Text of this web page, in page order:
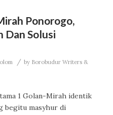
Ponorogo,
Dan Solusi
/ by Borobudur Writers &
1 Golan-Mirah identik
begitu masyhur di